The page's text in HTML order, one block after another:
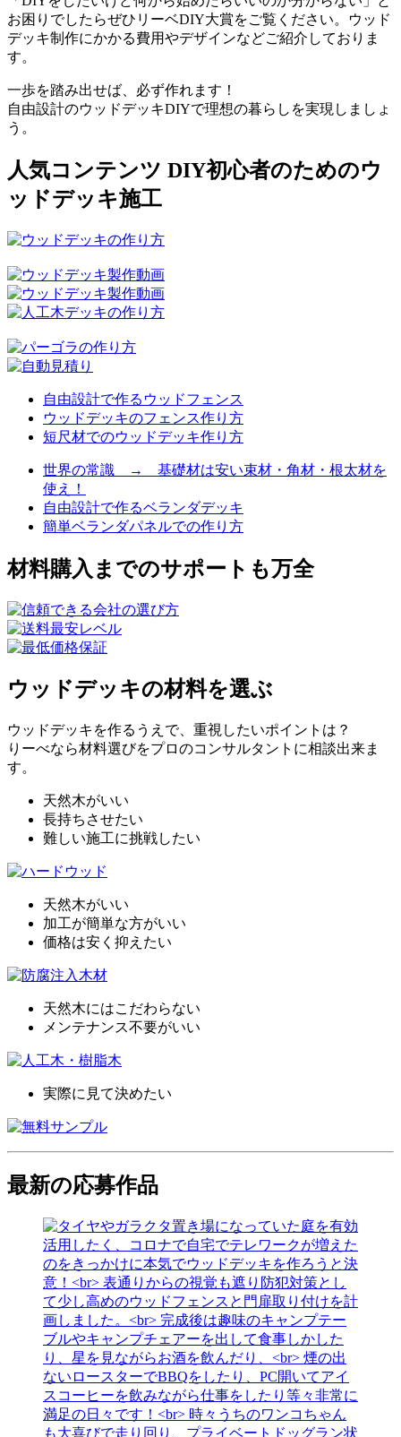
お困りでしたらぜひリーベDIY大賞をご覧ください。ウッド
デッキ制作にかかる費用やデザインなどご紹介しておりま
す。
一歩を踏み出せば、必ず作れます！
自由設計のウッドデッキDIYで理想の暮らしを実現しましょ
う。
人気コンテンツ DIY初心者のためのウ
ッドデッキ施工
自由設計で作るウッドフェンス
ウッドデッキのフェンス作り方
短尺材でのウッドデッキ作り方
世界の常識 → 基礎材は安い束材・角材・根太材を
使え！
自由設計で作るベランダデッキ
簡単ベランダパネルでの作り方
材料購入までのサポートも万全
ウッドデッキの材料を選ぶ
ウッドデッキを作るうえで、重視したいポイントは？
りーべなら材料選びをプロのコンサルタントに相談出来ま
す。
天然木がいい
長持ちさせたい
難しい施工に挑戦したい
天然木がいい
加工が簡単な方がいい
価格は安く抑えたい
天然木にはこだわらない
メンテナンス不要がいい
実際に見て決めたい
最新の応募作品